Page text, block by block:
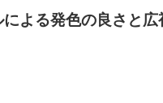
よる発色の良さと広